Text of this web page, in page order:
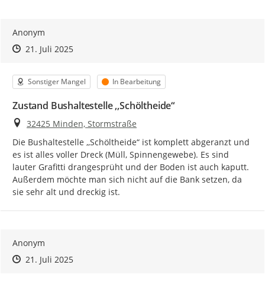
Anonym
Zeitpunkt des Erstellens
Zeitpunkt des Erstellens
21. Juli 2025Zur Äußerung
Kategorie
Sonstiger Mangel Status
In Bearbeitung
Zustand Bushaltestelle ,,Schöltheide“
Ort
32425 Minden, Stormstraße
Die Bushaltestelle ,,Schöltheide“ ist komplett abgeranzt und
es ist alles voller Dreck (Müll, Spinnengewebe). Es sind
lauter Grafitti drangesprüht und der Boden ist auch kaputt.
Außerdem möchte man sich nicht auf die Bank setzen, da
sie sehr alt und dreckig ist.
Anonym
Zeitpunkt des Erstellens
Zeitpunkt des Erstellens
21. Juli 2025Zur Äußerung